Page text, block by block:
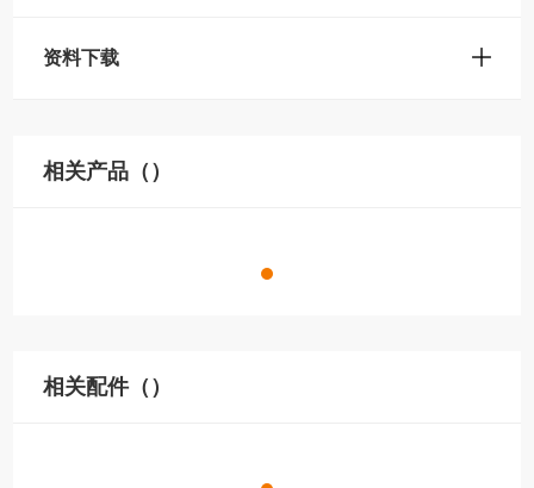
资料下载
相关产品（）
相关配件（）